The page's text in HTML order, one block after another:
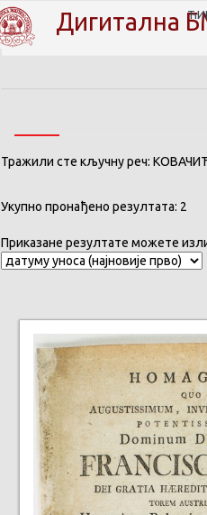
Дигитална
Тражили сте кључну реч:
Укупно пронађено резултата: 2
Приказане резултате можете